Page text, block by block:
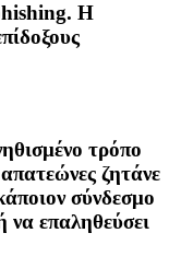
Η
τρόπο
ζητάνε
σύνδεσμο
να επαληθεύσει